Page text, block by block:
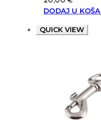
DODAJ U
QUICK VIEW